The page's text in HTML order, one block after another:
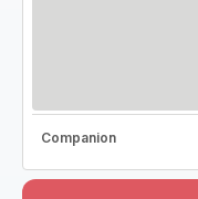
Companion